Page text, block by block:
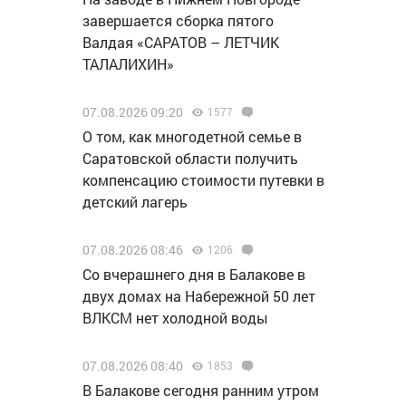
завершается сборка пятого
Валдая «САРАТОВ – ЛЕТЧИК
ТАЛАЛИХИН»
07.08.2026 09:20 1577
О том, как многодетной семье в
Саратовской области получить
компенсацию стоимости путевки в
детский лагерь
07.08.2026 08:46 1206
Со вчерашнего дня в Балакове в
двух домах на Набережной 50 лет
ВЛКСМ нет холодной воды
07.08.2026 08:40 1853
В Балакове сегодня ранним утром